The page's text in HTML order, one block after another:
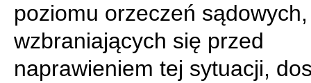
poziomu orzeczeń
wzbraniających się przed
naprawieniem tej sytuacji,